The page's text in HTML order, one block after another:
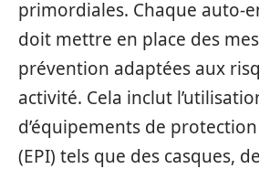
primordiales. Chaque auto-
doit mettre en place des
prévention adaptées aux
activité. Cela inclut
d’équipements de
(EPI) tels que des casques,